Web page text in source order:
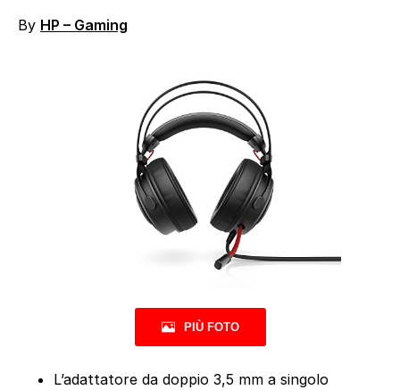
By HP – Gaming
PIÙ FOTO
L’adattatore da doppio 3,5 mm a singolo